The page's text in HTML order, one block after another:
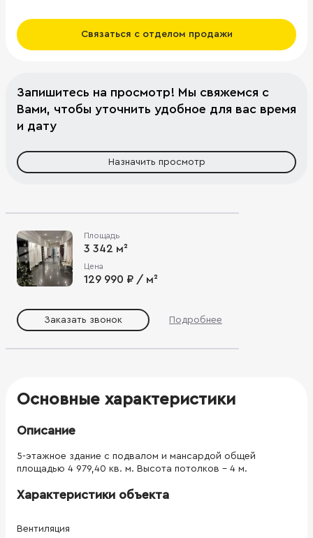
Связаться с отделом продажи
Запишитесь на просмотр! Мы свяжемся с
Вами, чтобы уточнить удобное для вас время
и дату
Назначить просмотр
Площадь
3 342 м²
Цена
129 990 ₽ / м²
Заказать звонок Подробнее
Основные характеристики
Описание
5-этажное здание с подвалом и мансардой общей
площадью 4 979,40 кв. м. Высота потолков - 4 м.
Характеристики объекта
Вентиляция